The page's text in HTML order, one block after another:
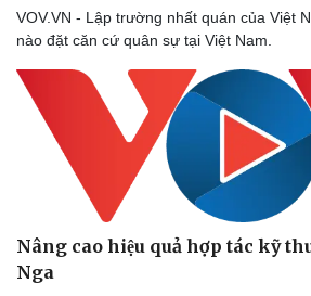
VOV.VN - Lập trường nhất quán của Việt
nào đặt căn cứ quân sự tại Việt Nam.
Nâng cao hiệu quả hợp tác kỹ
Nga